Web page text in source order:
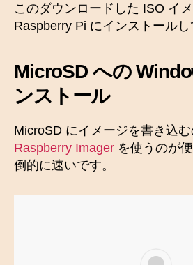
このダウンロードした ISO イ
Raspberry Pi にインストールし
MicroSD への
ンストール
MicroSD にイメージを書き込む
Raspberry Imager を使うのが
倒的に速いです。